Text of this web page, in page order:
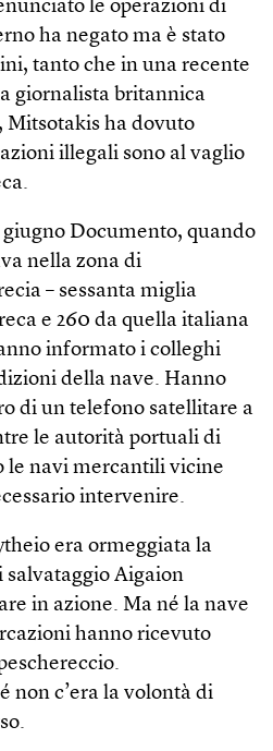
le operazioni di
ha negato ma è stato
tanto che in una recente
giornalista britannica
Mitsotakis ha dovuto
illegali sono al vaglio
Documento, quando
nella zona di
– sessanta miglia
e 260 da quella italiana
informato i colleghi
della nave. Hanno
di un telefono satellitare a
le autorità portuali di
le navi mercantili vicine
intervenire.
era ormeggiata la
Aigaion
in azione. Ma né la nave
hanno ricevuto
non c’era la volontà di